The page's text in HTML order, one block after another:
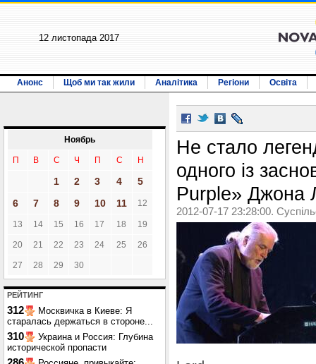
12 листопада 2017
Анонс Щоб ми так жили Аналітика Регіони Освіта
Ноябрь
П В С Ч П С Н
1 2 3 4
5
6
7 8 9 10 11 12
13 14 15 16 17 18 19
20 21 22 23 24 25 26
27 28 29 30
РЕЙТИНГ
312
Москвичка в Киеве: Я
старалась держаться в стороне...
310
Украина и Россия: Глубина
исторической пропасти
Не стало
одного із
Purple» Джона
2012-07-17 23:28:00.